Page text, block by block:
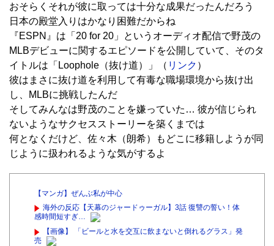
おそらくそれが彼に取っては十分な成果だったんだろう
日本の殿堂入りはかなり困難だからね
『ESPN』は「20 for 20」というオーディオ配信で野茂の
MLBデビューに関するエピソードを公開していて、そのタ
イトルは「Loophole（抜け道）」（ リンク ）
彼はまさに抜け道を利用して有毒な職場環境から抜け出
し、MLBに挑戦したんだ
そしてみんなは野茂のことを嫌っていた… 彼が信じられ
ないようなサクセスストーリーを築くまでは
何となくだけど、佐々木（朗希）もどこに移籍しようが同
じように扱われるような気がするよ
【マンガ】ぜんぶ私が中心
海外の反応【天幕のジャードゥーガル】3話 復讐の誓い！体
感時間短すぎ…
【画像】 「ビールと水を交互に飲まないと倒れるグラス」発
売